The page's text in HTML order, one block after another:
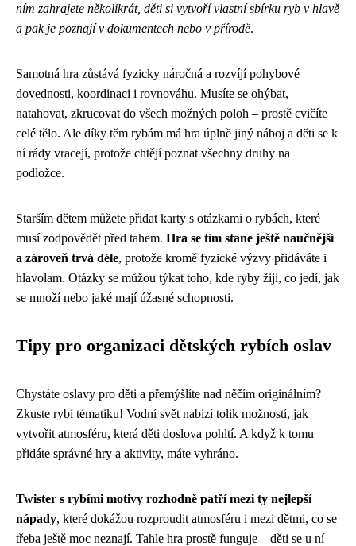
ním zahrajete několikrát, děti si vytvoří vlastní sbírku ryb v hlavě
a pak je poznají v dokumentech nebo v přírodě.
Samotná hra zůstává fyzicky náročná a rozvíjí pohybové
dovednosti, koordinaci i rovnováhu. Musíte se ohýbat,
natahovat, zkrucovat do všech možných poloh – prostě cvičíte
celé tělo. Ale díky těm rybám má hra úplně jiný náboj a děti se k
ní rády vracejí, protože chtějí poznat všechny druhy na
podložce.
Starším dětem můžete přidat karty s otázkami o rybách, které
musí zodpovědět před tahem. Hra se tím stane ještě naučnější
a zároveň trvá déle, protože kromě fyzické výzvy přidáváte i
hlavolam. Otázky se můžou týkat toho, kde ryby žijí, co jedí, jak
se množí nebo jaké mají úžasné schopnosti.
Tipy pro organizaci dětských rybích oslav
Chystáte oslavy pro děti a přemýšlíte nad něčím originálním?
Zkuste rybí tématiku! Vodní svět nabízí tolik možností, jak
vytvořit atmosféru, která děti doslova pohltí. A když k tomu
přidáte správné hry a aktivity, máte vyhráno.
Twister s rybími motivy rozhodně patří mezi ty nejlepší
nápady, které dokážou rozproudit atmosféru i mezi dětmi, co se
třeba ještě moc neznají. Tahle hra prostě funguje – děti se u ní